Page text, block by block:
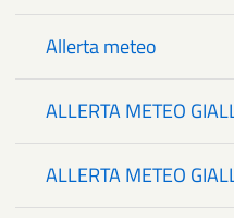
Allerta meteo
ALLERTA METEO
ALLERTA METEO